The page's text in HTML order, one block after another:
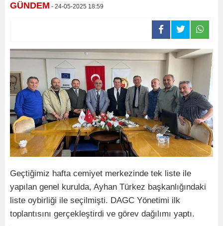
GÜNDEM - 24-05-2025 18:59
Geçtiğimiz hafta cemiyet merkezinde tek liste ile
yapılan genel kurulda, Ayhan Türkez başkanlığındaki
liste oybirliği ile seçilmişti. DAGC Yönetimi ilk
toplantısını gerçekleştirdi ve görev dağılımı yaptı.